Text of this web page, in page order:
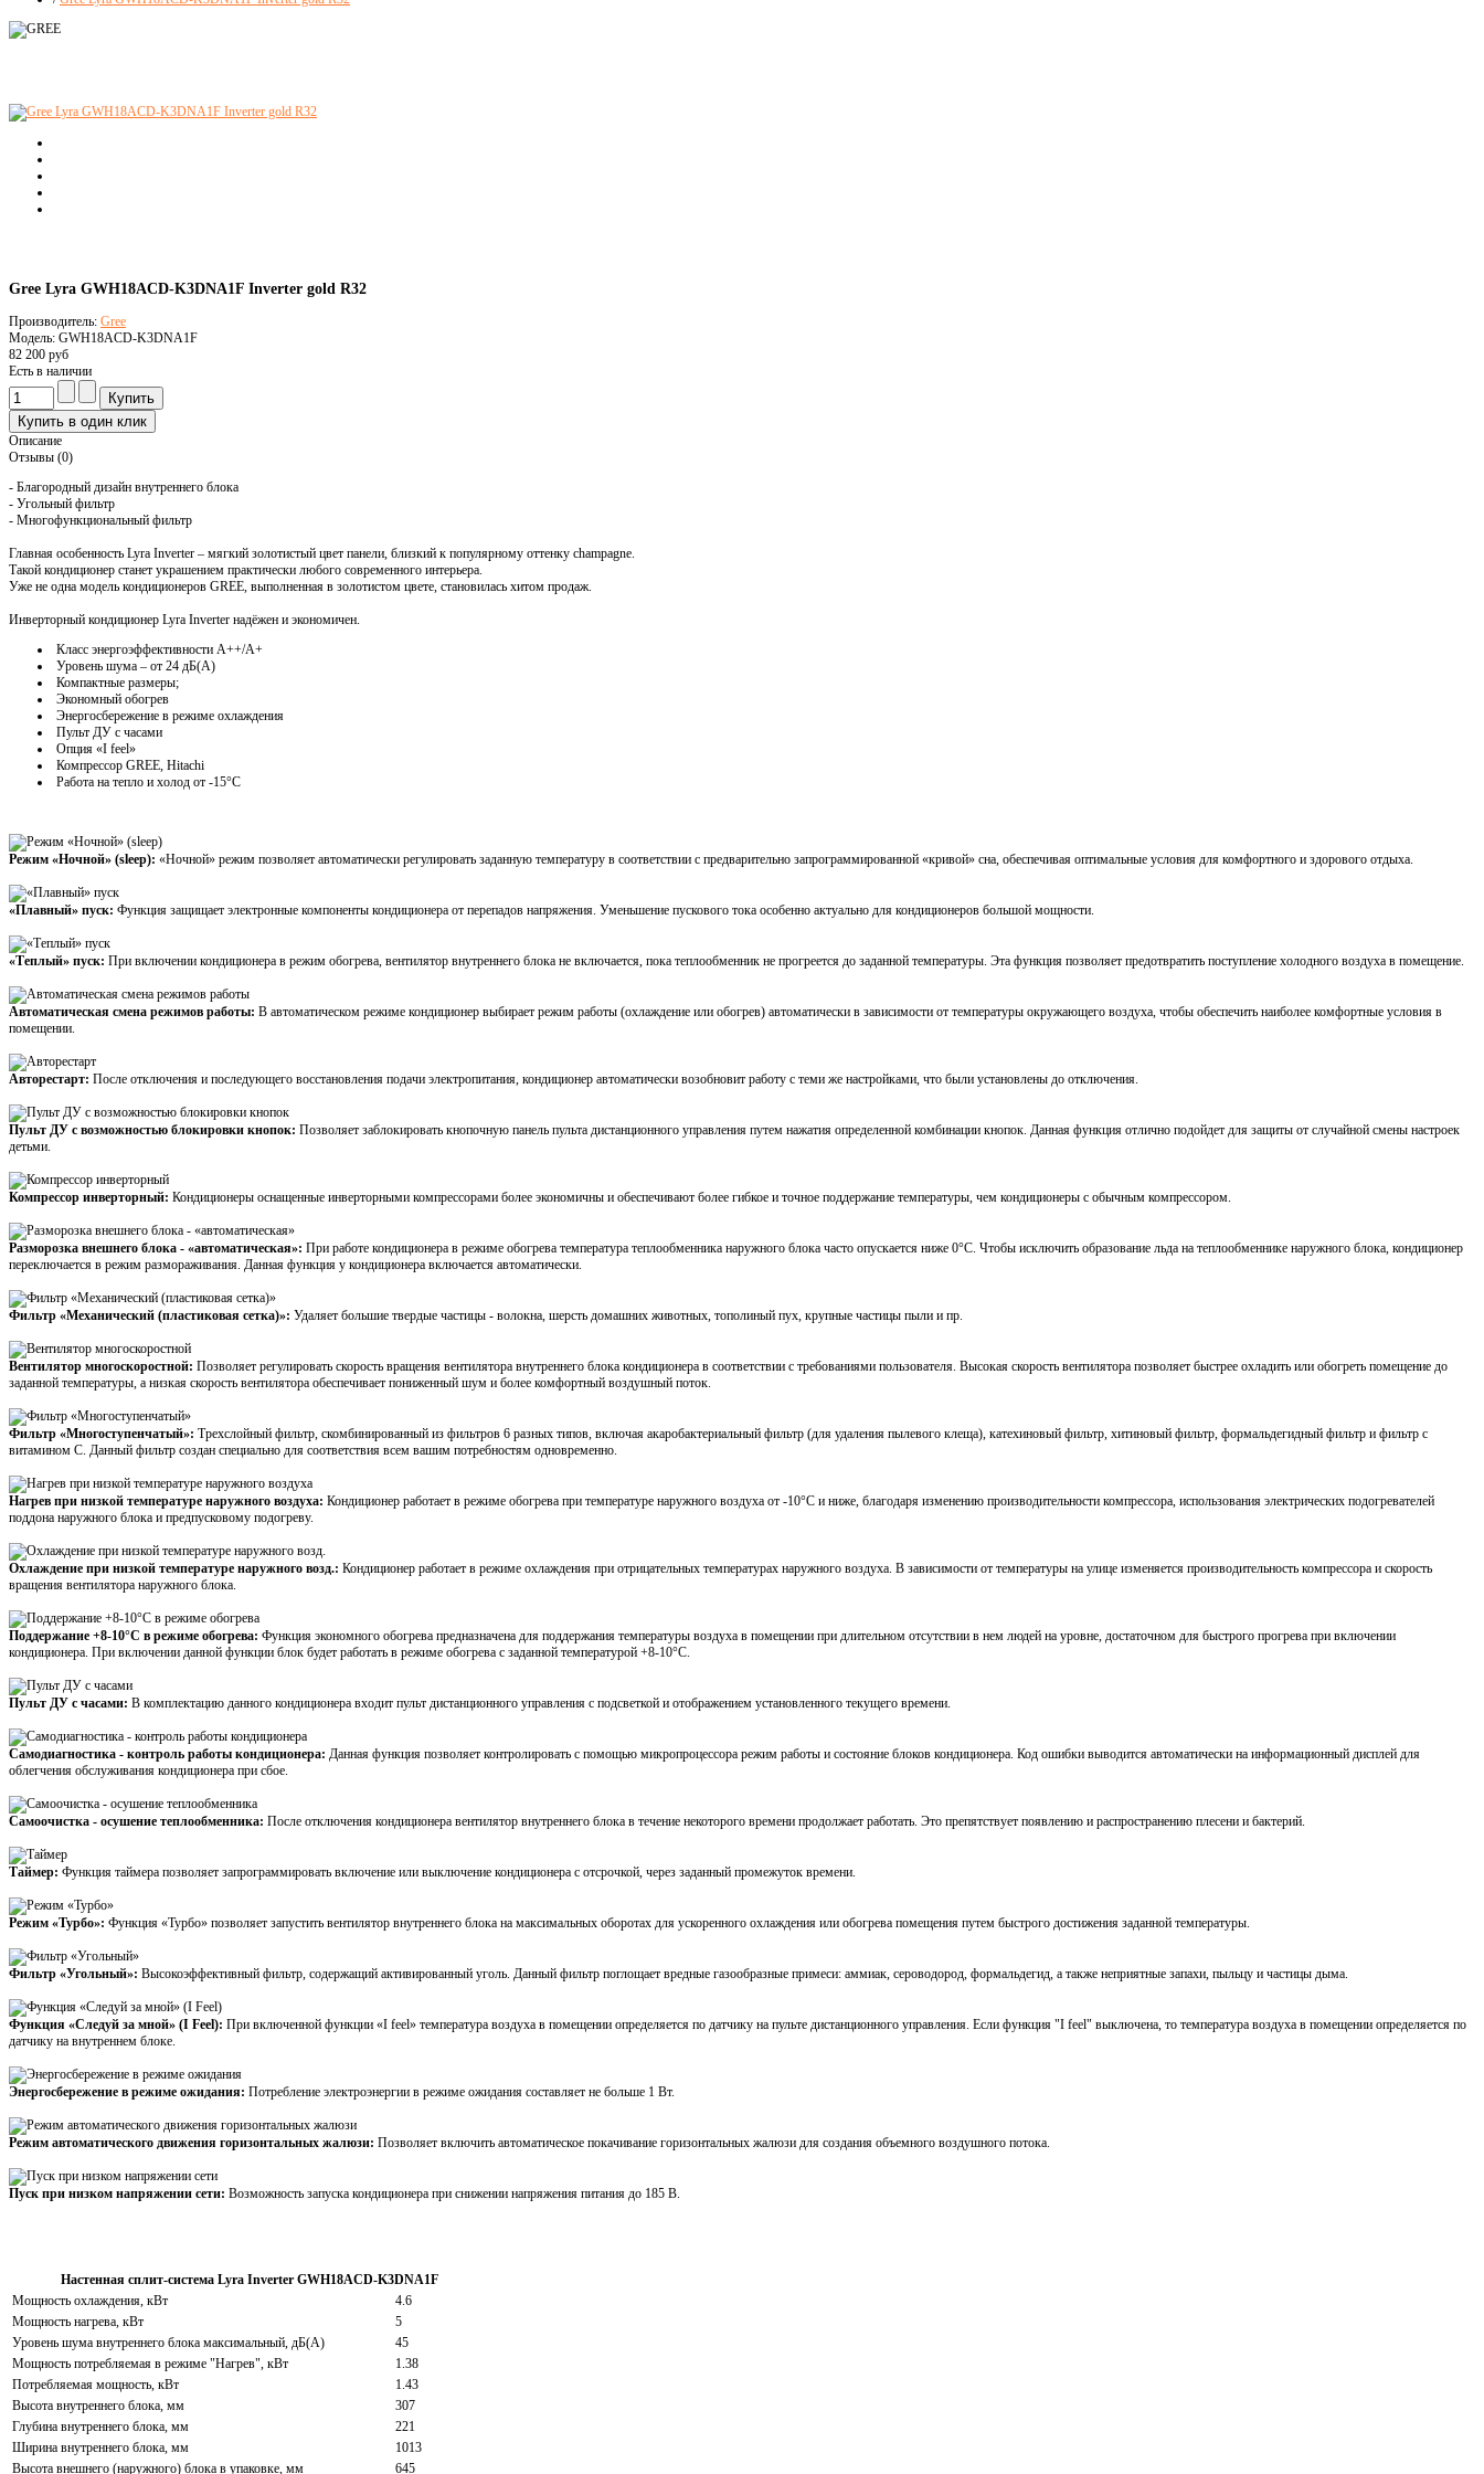
Gree Lyra GWH18ACD-K3DNA1F Inverter gold R32
Производитель: Gree
Модель: GWH18ACD-K3DNA1F
82 200 руб
Есть в наличии
Описание
Отзывы (0)
- Благородный дизайн внутреннего блока
- Угольный фильтр
- Многофункциональный фильтр
Главная особенность Lyra Inverter – мягкий золотистый цвет панели, близкий к популярному оттенку champagne.
Такой кондиционер станет украшением практически любого современного интерьера.
Уже не одна модель кондиционеров GREE, выполненная в золотистом цвете, становилась хитом продаж.
Инверторный кондиционер Lyra Inverter надёжен и экономичен.
Класс энергоэффективности А++/А+
Уровень шума – от 24 дБ(А)
Компактные размеры;
Экономный обогрев
Энергосбережение в режиме охлаждения
Пульт ДУ с часами
Опция «I feel»
Компрессор GREE, Hitachi
Работа на тепло и холод от -15°С
Режим «Ночной» (sleep): «Ночной» режим позволяет автоматически регулировать заданную температуру в соответствии с предварительно запрограммированной «кривой» сна, обеспечивая оптимальные условия для комфортного и здорового отдыха.
«Плавный» пуск: Функция защищает электронные компоненты кондиционера от перепадов напряжения. Уменьшение пускового тока особенно актуально для кондиционеров большой мощности.
«Теплый» пуск: При включении кондиционера в режим обогрева, вентилятор внутреннего блока не включается, пока теплообменник не прогреется до заданной температуры. Эта функция позволяет предотвратить поступление холодного воздуха в помещение.
Автоматическая смена режимов работы: В автоматическом режиме кондиционер выбирает режим работы (охлаждение или обогрев) автоматически в зависимости от температуры окружающего воздуха, чтобы обеспечить наиболее комфортные условия в
помещении.
Авторестарт: После отключения и последующего восстановления подачи электропитания, кондиционер автоматически возобновит работу с теми же настройками, что были установлены до отключения.
Пульт ДУ с возможностью блокировки кнопок: Позволяет заблокировать кнопочную панель пульта дистанционного управления путем нажатия определенной комбинации кнопок. Данная функция отлично подойдет для защиты от случайной смены настроек
детьми.
Компрессор инверторный: Кондиционеры оснащенные инверторными компрессорами более экономичны и обеспечивают более гибкое и точное поддержание температуры, чем кондиционеры с обычным компрессором.
Разморозка внешнего блока - «автоматическая»: При работе кондиционера в режиме обогрева температура теплообменника наружного блока часто опускается ниже 0°С. Чтобы исключить образование льда на теплообменнике наружного блока, кондиционер
переключается в режим размораживания. Данная функция у кондиционера включается автоматически.
Фильтр «Механический (пластиковая сетка)»: Удаляет большие твердые частицы - волокна, шерсть домашних животных, тополиный пух, крупные частицы пыли и пр.
Вентилятор многоскоростной: Позволяет регулировать скорость вращения вентилятора внутреннего блока кондиционера в соответствии с требованиями пользователя. Высокая скорость вентилятора позволяет быстрее охладить или обогреть помещение до
заданной температуры, а низкая скорость вентилятора обеспечивает пониженный шум и более комфортный воздушный поток.
Фильтр «Многоступенчатый»: Трехслойный фильтр, скомбинированный из фильтров 6 разных типов, включая акаробактериальный фильтр (для удаления пылевого клеща), катехиновый фильтр, хитиновый фильтр, формальдегидный фильтр и фильтр с
витамином С. Данный фильтр создан специально для соответствия всем вашим потребностям одновременно.
Нагрев при низкой температуре наружного воздуха: Кондиционер работает в режиме обогрева при температуре наружного воздуха от -10°С и ниже, благодаря изменению производительности компрессора, использования электрических подогревателей
поддона наружного блока и предпусковому подогреву.
Охлаждение при низкой температуре наружного возд.: Кондиционер работает в режиме охлаждения при отрицательных температурах наружного воздуха. В зависимости от температуры на улице изменяется производительность компрессора и скорость
вращения вентилятора наружного блока.
Поддержание +8-10°С в режиме обогрева: Функция экономного обогрева предназначена для поддержания температуры воздуха в помещении при длительном отсутствии в нем людей на уровне, достаточном для быстрого прогрева при включении
кондиционера. При включении данной функции блок будет работать в режиме обогрева с заданной температурой +8-10°С.
Пульт ДУ с часами: В комплектацию данного кондиционера входит пульт дистанционного управления с подсветкой и отображением установленного текущего времени.
Самодиагностика - контроль работы кондиционера: Данная функция позволяет контролировать с помощью микропроцессора режим работы и состояние блоков кондиционера. Код ошибки выводится автоматически на информационный дисплей для
облегчения обслуживания кондиционера при сбое.
Самоочистка - осушение теплообменника: После отключения кондиционера вентилятор внутреннего блока в течение некоторого времени продолжает работать. Это препятствует появлению и распространению плесени и бактерий.
Таймер: Функция таймера позволяет запрограммировать включение или выключение кондиционера с отсрочкой, через заданный промежуток времени.
Режим «Турбо»: Функция «Турбо» позволяет запустить вентилятор внутреннего блока на максимальных оборотах для ускоренного охлаждения или обогрева помещения путем быстрого достижения заданной температуры.
Фильтр «Угольный»: Высокоэффективный фильтр, содержащий активированный уголь. Данный фильтр поглощает вредные газообразные примеси: аммиак, сероводород, формальдегид, а также неприятные запахи, пыльцу и частицы дыма.
Функция «Следуй за мной» (I Feel): При включенной функции «I feel» температура воздуха в помещении определяется по датчику на пульте дистанционного управления. Если функция "I feel" выключена, то температура воздуха в помещении определяется по
датчику на внутреннем блоке.
Энергосбережение в режиме ожидания: Потребление электроэнергии в режиме ожидания составляет не больше 1 Вт.
Режим автоматического движения горизонтальных жалюзи: Позволяет включить автоматическое покачивание горизонтальных жалюзи для создания объемного воздушного потока.
Пуск при низком напряжении сети: Возможность запуска кондиционера при снижении напряжения питания до 185 В.
Настенная сплит-система Lyra Inverter GWH18ACD-K3DNA1F
Мощность охлаждения, кВт
4.6
Мощность нагрева, кВт
5
Уровень шума внутреннего блока максимальный, дБ(А)
45
Мощность потребляемая в режиме "Нагрев", кВт
1.38
Потребляемая мощность, кВт
1.43
Высота внутреннего блока, мм
307
Глубина внутреннего блока, мм
221
Ширина внутреннего блока, мм
1013
Высота внешнего (наружного) блока в упаковке, мм
645